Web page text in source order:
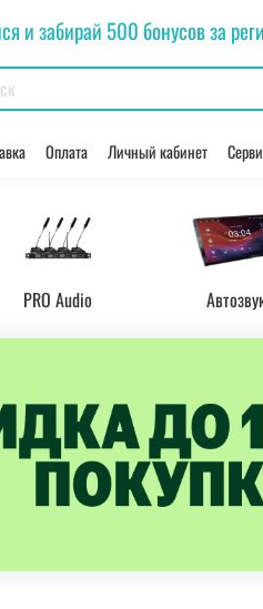
и забирай 500 бонусов за
Оплата Личный кабинет
PRO Audio